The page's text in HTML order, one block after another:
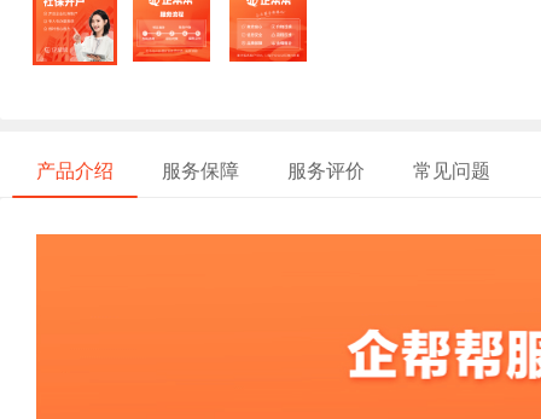
产品介绍 服务保障 服务评价 常见问题